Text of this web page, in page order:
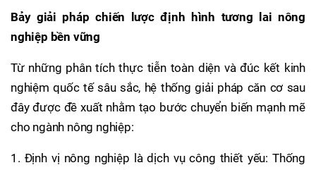
Bảy giải pháp chiến lược định hình tương lai nông
nghiệp bền vững
Từ những phân tích thực tiễn toàn diện và đúc kết kinh
nghiệm quốc tế sâu sắc, hệ thống giải pháp căn cơ sau
đây được đề xuất nhằm tạo bước chuyển biến mạnh mẽ
cho ngành nông nghiệp:
1. Định vị nông nghiệp là dịch vụ công thiết yếu: Thống